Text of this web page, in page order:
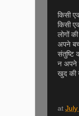
किसी
किसी
लोगों
अपने
संतुष्टि
न अपने
खुद की
at July